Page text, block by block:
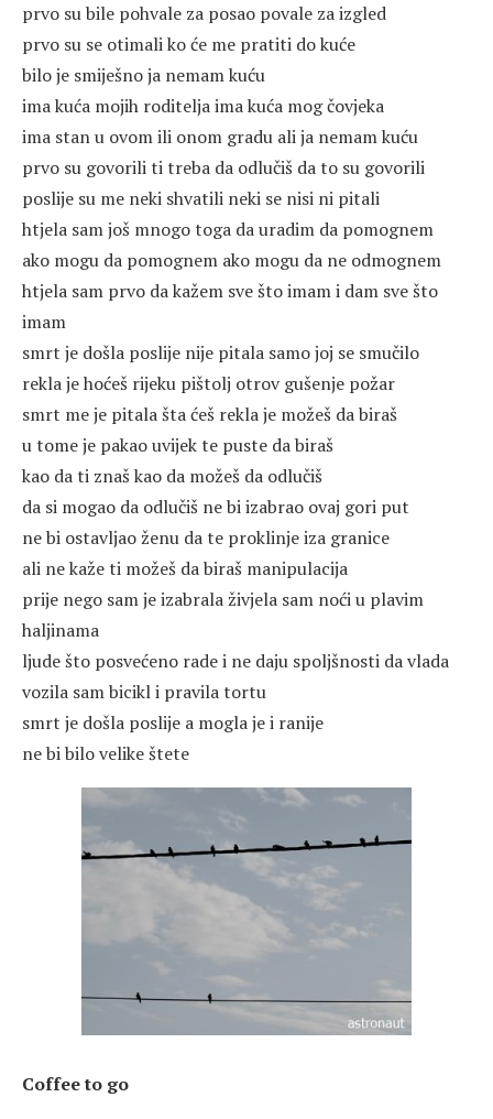
prvo su bile pohvale za posao povale za izgled
prvo su se otimali ko će me pratiti do kuće
bilo je smiješno ja nemam kuću
ima kuća mojih roditelja ima kuća mog čovjeka
ima stan u ovom ili onom gradu ali ja nemam kuću
prvo su govorili ti treba da odlučiš da to su govorili
poslije su me neki shvatili neki se nisi ni pitali
htjela sam još mnogo toga da uradim da pomognem
ako mogu da pomognem ako mogu da ne odmognem
htjela sam prvo da kažem sve što imam i dam sve što
imam
smrt je došla poslije nije pitala samo joj se smučilo
rekla je hoćeš rijeku pištolj otrov gušenje požar
smrt me je pitala šta ćeš rekla je možeš da biraš
u tome je pakao uvijek te puste da biraš
kao da ti znaš kao da možeš da odlučiš
da si mogao da odlučiš ne bi izabrao ovaj gori put
ne bi ostavljao ženu da te proklinje iza granice
ali ne kaže ti možeš da biraš manipulacija
prije nego sam je izabrala živjela sam noći u plavim
haljinama
ljude što posvećeno rade i ne daju spoljšnosti da vlada
vozila sam bicikl i pravila tortu
smrt je došla poslije a mogla je i ranije
ne bi bilo velike štete
Coffee to go